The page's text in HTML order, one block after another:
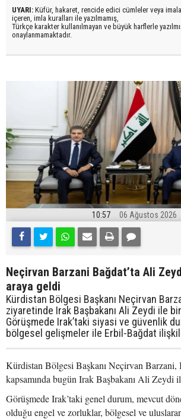
UYARI: Küfür, hakaret, rencide edici cümleler veya
içeren, imla kuralları ile yazılmamış,
Türkçe karakter kullanılmayan ve büyük harflerle
onaylanmamaktadır.
10:57 06 Ağustos 2026
Neçirvan Barzani Bağdat’ta Ali
araya geldi
Kürdistan Bölgesi Başkanı Neçirvan
ziyaretinde Irak Başbakanı Ali Zeydi ile
Görüşmede Irak’taki siyasi ve güvenlik
bölgesel gelişmeler ile Erbil-Bağdat
Kürdistan Bölgesi Başkanı Neçirvan Barzani,
kapsamında bugün Irak Başbakanı Ali Zeydi
Görüşmede Irak’taki genel durum, mevcut
olduğu engel ve zorluklar, bölgesel ve